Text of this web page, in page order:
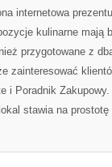
internetowa
kulinarne mają
przygotowane z
zainteresować
i Poradnik
stawia na prostotę